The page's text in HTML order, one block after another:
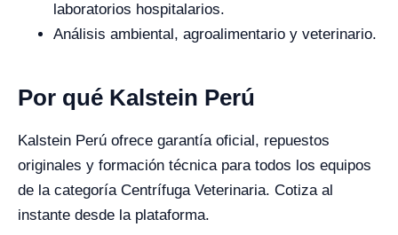
laboratorios hospitalarios.
Análisis ambiental, agroalimentario y veterinario.
Por qué Kalstein Perú
Kalstein Perú ofrece garantía oficial, repuestos
originales y formación técnica para todos los equipos
de la categoría Centrífuga Veterinaria. Cotiza al
instante desde la plataforma.